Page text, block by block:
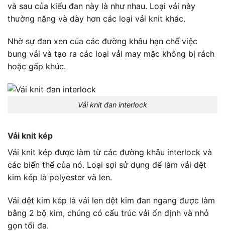
và sau của kiểu đan này là như nhau. Loại vải này
thường nặng và dày hơn các loại vải knit khác.
Nhờ sự đan xen của các đường khâu hạn chế việc
bung vải và tạo ra các loại vải may mặc không bị rách
hoặc gấp khúc.
Vải knit đan interlock
Vải knit kép
Vải knit kép được làm từ các đường khâu interlock và
các biến thể của nó. Loại sợi sử dụng để làm vải dệt
kim kép là polyester và len.
Vải dệt kim kép là vải len dệt kim đan ngang được làm
bằng 2 bộ kim, chúng có cấu trúc vải ổn định và nhỏ
gọn tối đa.